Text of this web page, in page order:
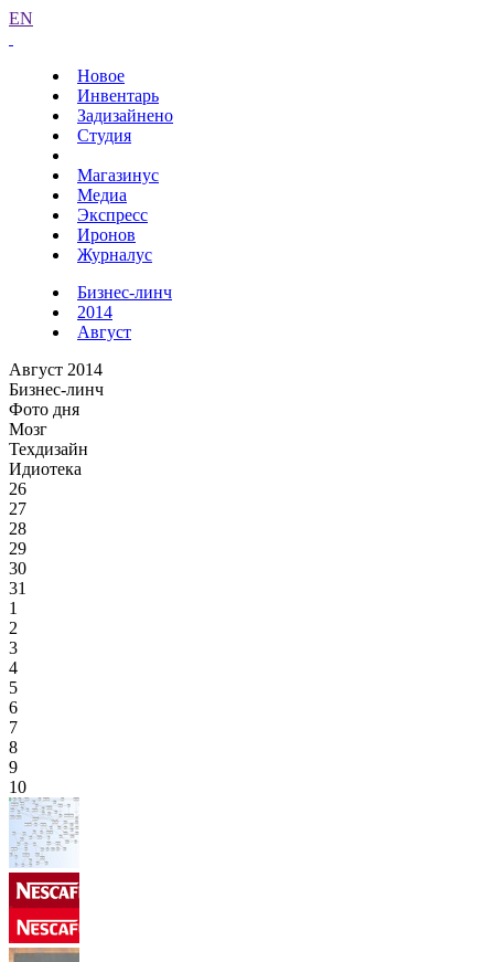
EN
Новое
Инвентарь
Задизайнено
Студия
Магазинус
Медиа
Экспресс
Иронов
Журналус
Бизнес-линч
2014
Август
Август 2014
Бизнес-линч
Фото дня
Мозг
Техдизайн
Идиотека
26
27
28
29
30
31
1
2
3
4
5
6
7
8
9
10